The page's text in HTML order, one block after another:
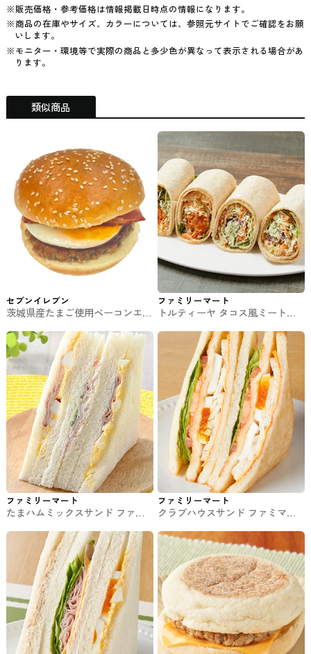
※販売価格・参考価格は情報掲載日時点の情報になります。
※商品の在庫やサイズ、カラーについては、参照元サイトでご確認をお願
いします。
※モニター・環境等で実際の商品と多少色が異なって表示される場合があ
ります。
類似商品
セブンイレブン
茨城県産たまご使用ベーコンエッ
ンド
ファミリーマート
トルティーヤ タコス風ミートと
サンド
ファミリーマート
たまハムミックスサンド ファミ
ファミリーマート
クラブハウスサンド ファミマの